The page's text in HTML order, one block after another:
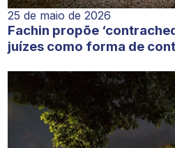
25 de maio de 2026
Fachin propõe
juízes como forma de